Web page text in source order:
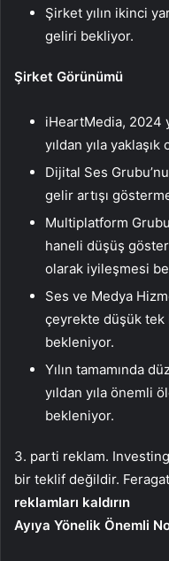
Şirket yılın ikinci
geliri bekliyor.
Şirket Görünümü
iHeartMedia, 2024
yıldan yıla
Dijital Ses
gelir artışı
Multiplatform
haneli düşüş
olarak iyileşmesi
Ses ve Medya
çeyrekte düşük
bekleniyor.
Yılın tamamında
yıldan yıla önemli
bekleniyor.
3. parti reklam.
bir teklif değildir.
reklamları kaldırın
Ayıya Yönelik Önemli